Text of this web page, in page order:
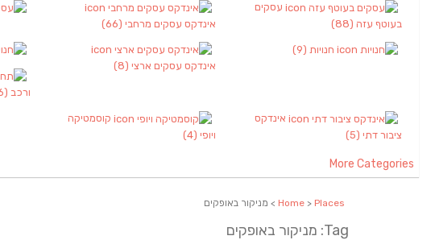
עסקים
בעוטף עזה (88) אינדקס עסקים מרחבי (66)
חנויות (9)
אינדקס עסקים ארצי (8)
ורכב (6)
אינדקס
ציבור דתי (5)
קוסמטיקה
ויופי (4)
More Categories
Home > Places > מניקור באופקים
Tag: מניקור באופקים